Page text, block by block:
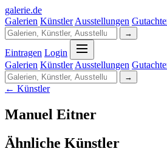
galerie.de
Galerien Künstler Ausstellungen
→
Eintragen Login
Galerien Künstler Ausstellungen
→
← Künstler
Manuel Eitner
Ähnliche Künstler